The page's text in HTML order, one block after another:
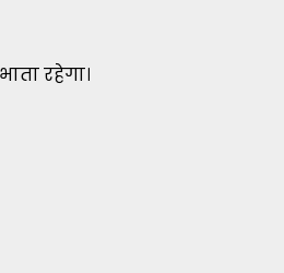
रहेगा।